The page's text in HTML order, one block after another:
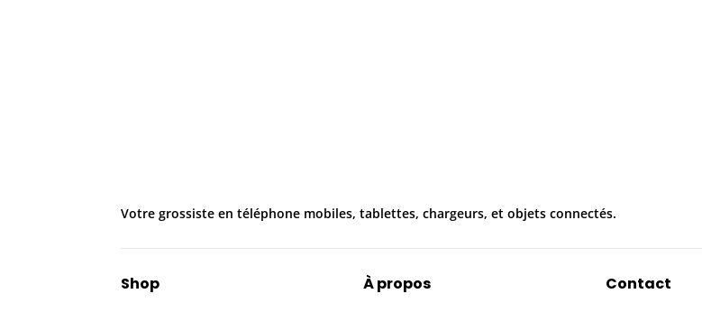
Votre grossiste en téléphone mobiles, tablettes, chargeurs, et objets connectés.
Shop À propos Contact